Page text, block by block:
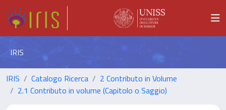
IRIS
IRIS Catalogo Ricerca
2 Contributo in Volume
2.1 Contributo in volume (Capitolo o Saggio)